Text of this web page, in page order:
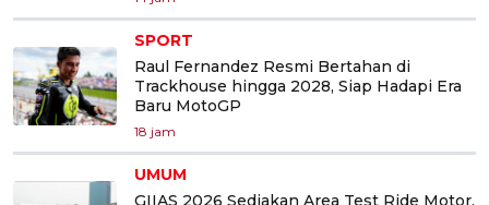
SPORT
Raul Fernandez Resmi Bertahan di
Trackhouse hingga 2028, Siap Hadapi Era
Baru MotoGP
18 jam
UMUM
GIIAS 2026 Sediakan Area Test Ride Motor,